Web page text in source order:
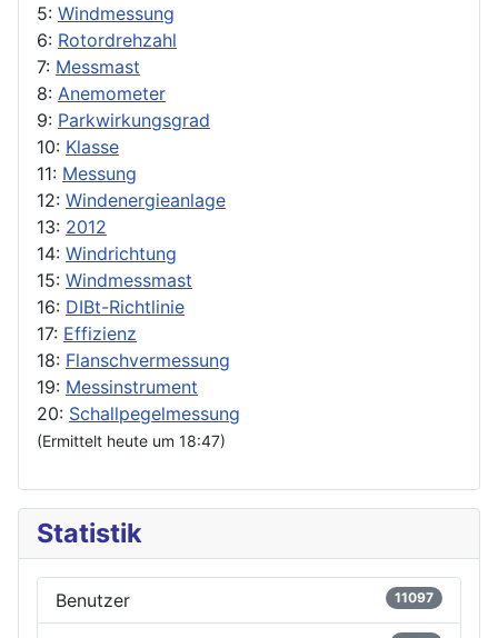
5: Windmessung
6: Rotordrehzahl
7: Messmast
8: Anemometer
9: Parkwirkungsgrad
10: Klasse
11: Messung
12: Windenergieanlage
13: 2012
14: Windrichtung
15: Windmessmast
16: DIBt-Richtlinie
17: Effizienz
18: Flanschvermessung
19: Messinstrument
20: Schallpegelmessung
(Ermittelt heute um 18:47)
Statistik
Benutzer 11097